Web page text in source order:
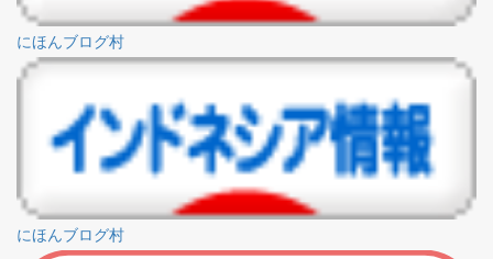
にほんブログ村
にほんブログ村